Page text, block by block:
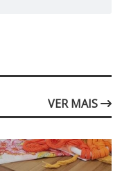
VER MAIS